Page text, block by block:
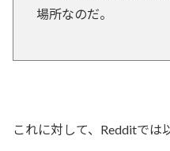
場所なのだ。
これに対して、Redditでは